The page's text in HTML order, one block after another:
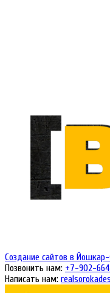
Создание сайтов в
Позвонить нам: +7-902-
Написать нам: